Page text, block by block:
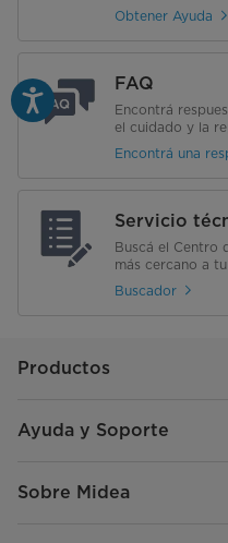
Obtener Ayuda
FAQ
Encontrá
el cuidado y la
Encontrá una
Servicio
Buscá el Centro
más cercano a
Buscador
Productos
Ayuda y Soporte
Sobre Midea